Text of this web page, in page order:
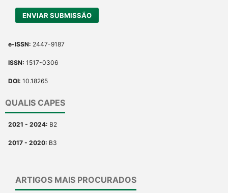
ENVIAR SUBMISSÃO
e-ISSN: 2447-9187
ISSN: 1517-0306
DOI: 10.18265
QUALIS CAPES
2021 - 2024: B2
2017 - 2020: B3
ARTIGOS MAIS PROCURADOS